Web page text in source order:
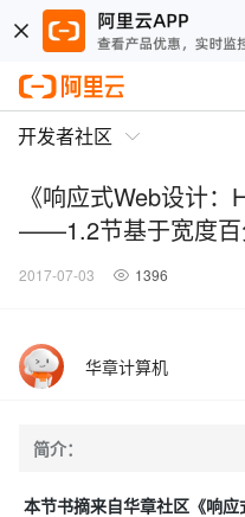
开发者社区
《响应式Web设计：
——1.2节基于宽度百
2017-07-03 1396
华章计算机
简介：
本节书摘来自华章社区《响